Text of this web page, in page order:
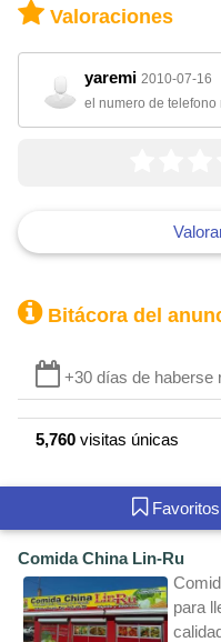
Valoraciones
yaremi 2010-07-16
el numero de telefono
Bitácora del
+30 días de haberse
5,760 visitas únicas
Comida China Lin-Ru
para